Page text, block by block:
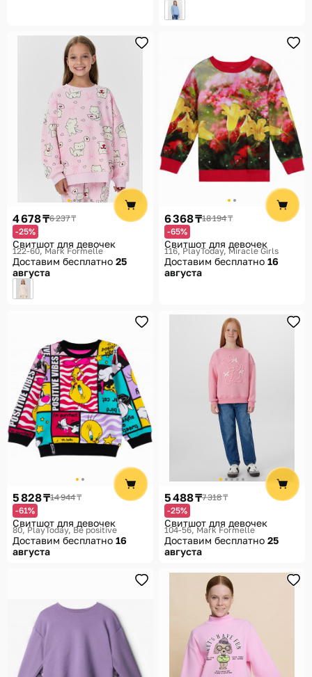
4 678 ₸6 237 ₸
-25%
Свитшот для девочек
122-60 Mark Formelle
Доставим бесплатно 25
августа
6 368 ₸18 194 ₸
-65%
Свитшот для девочек
116 PlayToday, Miracle Girls
Доставим бесплатно 16
августа
5 828 ₸14 944 ₸
-61%
Свитшот для девочек
80 PlayToday, Be positive
Доставим бесплатно 16
августа
5 488 ₸7 318 ₸
-25%
Свитшот для девочек
104-56 Mark Formelle
Доставим бесплатно 25
августа